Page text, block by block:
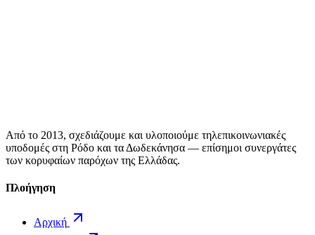
Από το 2013, σχεδιάζουμε και υλοποιούμε τηλεπικοινωνιακές
υποδομές στη Ρόδο και τα Δωδεκάνησα — επίσημοι συνεργάτες
των κορυφαίων παρόχων της Ελλάδας.
Πλοήγηση
Αρχική